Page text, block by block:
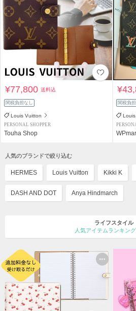
¥77,800送料込
関税負担なし
Louis Vuitton
PERSONAL SHOPPER
Touha Shop
関税負担
人気のブランドで絞り込む
HERMES Louis Vuitton Kikki K
DASH AND DOT Anya Hindmarch
ライフスタイル
人気アイテムランキン